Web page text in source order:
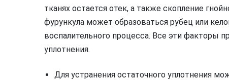
тканях остается отек, а также скопление
фурункула может образоваться рубец или
воспалительного процесса. Все эти факторы
уплотнения.
Для устранения остаточного уплотнения